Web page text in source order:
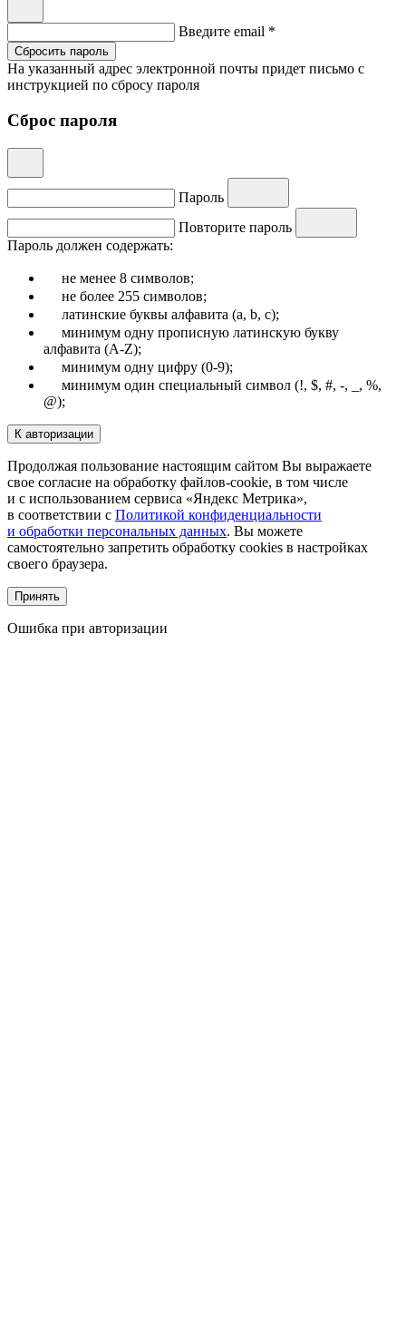
Введите email *
Сбросить пароль
На указанный адрес электронной почты придет письмо с
инструкцией по сбросу пароля
Сброс пароля
Пароль
Повторите пароль
Пароль должен содержать:
не менее 8 символов;
не более 255 символов;
латинские буквы алфавита (a, b, c);
минимум одну прописную латинскую букву
алфавита (A-Z);
минимум одну цифру (0-9);
минимум один специальный символ (!, $, #, -, _, %,
@);
К авторизации
Продолжая пользование настоящим сайтом Вы выражаете
свое согласие на обработку файлов-cookie, в том числе
и с использованием сервиса «Яндекс Метрика»,
в соответствии с Политикой конфиденциальности
и обработки персональных данных. Вы можете
самостоятельно запретить обработку cookies в настройках
своего браузера.
Принять